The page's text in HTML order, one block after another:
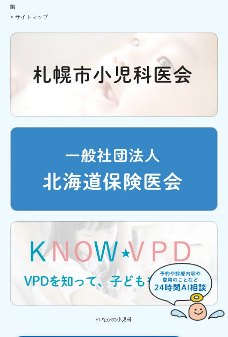
階
> サイトマップ
© ながの小児科